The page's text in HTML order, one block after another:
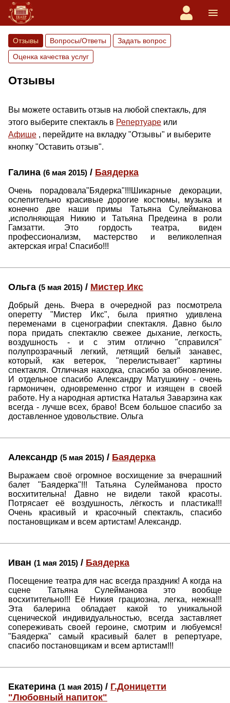
Отзывы Вопросы/Ответы
Задать вопрос
Оценка качества услуг
Отзывы
Вы можете оставить отзыв на любой спектакль, для
этого выберите спектакль в Репертуаре или
Афише , перейдите на вкладку "Отзывы" и выберите
кнопку "Оставить отзыв".
Галина (6 мая 2015) / Баядерка
Очень порадовала"Бядерка"!!!Шикарные декорации,
ослепительно красивые дорогие костюмы, музыка и
конечно две наши примы Татьяна Сулейманова
,исполняющая Никию и Татьяна Предеина в роли
Гамзатти. Это гордость театра, виден
профессионализм, мастерство и великолепная
актерская игра! Спасибо!!!
Ольга (5 мая 2015) / Мистер Икс
Добрый день. Вчера в очередной раз посмотрела
оперетту "Мистер Икс", была приятно удивлена
переменами в сценографии спектакля. Давно было
пора придать спектаклю свежее дыхание, легкость,
воздушность - и с этим отлично "справился"
полупрозрачный легкий, летящий белый занавес,
который, как ветерок, "перелистывает" картины
спектакля. Отличная находка, спасибо за обновление.
И отдельное спасибо Александру Матушкину - очень
гармоничен, одновременно строг и изящен в своей
работе. Ну а народная артистка Наталья Заварзина как
всегда - лучше всех, браво! Всем большое спасибо за
доставленное удовольствие. Ольга
Александр (5 мая 2015) / Баядерка
Выражаем своё огромное восхищение за вчерашний
балет "Баядерка"!!! Татьяна Сулейманова просто
восхитительна! Давно не видели такой красоты.
Потрясает её воздушность, лёгкость и пластика!!!
Очень красивый и красочный спектакль, спасибо
постановщикам и всем артистам! Александр.
Иван (1 мая 2015) / Баядерка
Посещение театра для нас всегда праздник! А когда на
сцене Татьяна Сулейманова это вообще
восхитительно!!! Её Никия грациозна, легка, нежна!!!
Эта балерина обладает какой то уникальной
сценической индивидуальностью, всегда заставляет
сопереживать своей героине, смотрим и любуемся!
"Баядерка" самый красивый балет в репертуаре,
спасибо постановщикам и всем артистам!!!
Екатерина (1 мая 2015) / Г.Доницетти
"Любовный напиток"